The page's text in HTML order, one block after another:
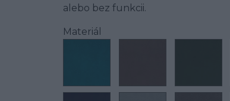
alebo bez funkcii.
Materiál